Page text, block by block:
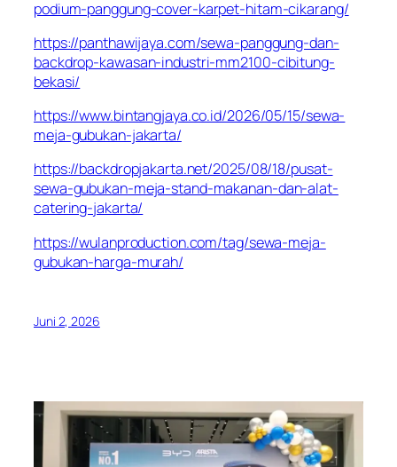
podium-panggung-cover-karpet-hitam-cikarang/
https://panthawijaya.com/sewa-panggung-dan-
backdrop-kawasan-industri-mm2100-cibitung-
bekasi/
https://www.bintangjaya.co.id/2026/05/15/sewa-
meja-gubukan-jakarta/
https://backdropjakarta.net/2025/08/18/pusat-
sewa-gubukan-meja-stand-makanan-dan-alat-
catering-jakarta/
https://wulanproduction.com/tag/sewa-meja-
gubukan-harga-murah/
Juni 2, 2026